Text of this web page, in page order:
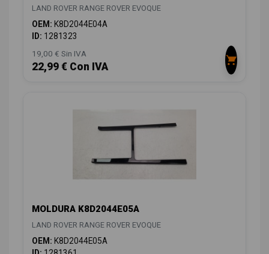
LAND ROVER RANGE ROVER EVOQUE
OEM: K8D2044E04A
ID: 1281323
19,00 € Sin IVA
22,99 € Con IVA
MOLDURA K8D2044E05A
LAND ROVER RANGE ROVER EVOQUE
OEM: K8D2044E05A